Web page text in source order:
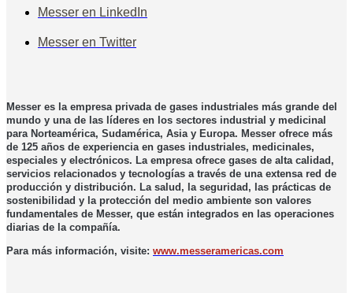
Messer en LinkedIn
Messer en Twitter
Messer es la empresa privada de gases industriales más grande del
mundo y una de las líderes en los sectores industrial y medicinal
para Norteamérica, Sudamérica, Asia y Europa. Messer ofrece más
de 125 años de experiencia en gases industriales, medicinales,
especiales y electrónicos. La empresa ofrece gases de alta calidad,
servicios relacionados y tecnologías a través de una extensa red de
producción y distribución. La salud, la seguridad, las prácticas de
sostenibilidad y la protección del medio ambiente son valores
fundamentales de Messer, que están integrados en las operaciones
diarias de la compañía.
Para más información, visite: www.messeramericas.com